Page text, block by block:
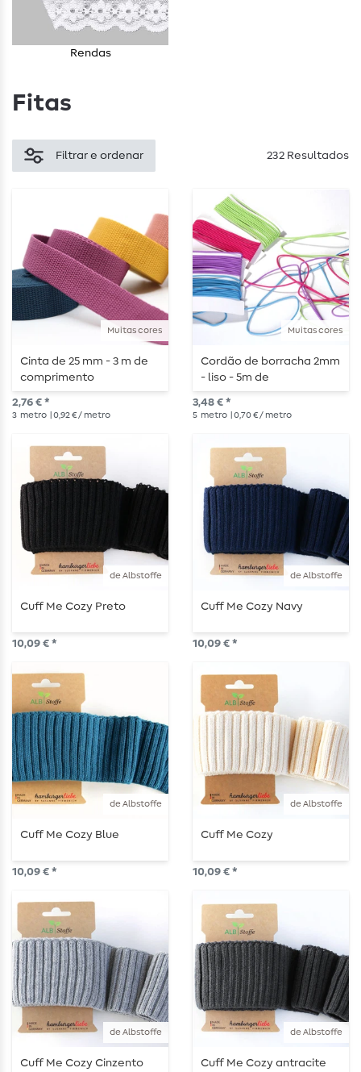
Rendas
Fitas
Filtrar e ordenar 232 Resultados
Muitas cores
Cinta de 25 mm - 3 m de
comprimento
2,76 € *
3 metro | 0,92 € / metro
Muitas cores
Cordão de borracha 2mm
- liso - 5m de
comprimento
3,48 € *
5 metro | 0,70 € / metro
de Albstoffe
Cuff Me Cozy Preto
10,09 € *
de Albstoffe
Cuff Me Cozy Navy
10,09 € *
de Albstoffe
Cuff Me Cozy Blue
10,09 € *
de Albstoffe
Cuff Me Cozy
10,09 € *
de Albstoffe
Cuff Me Cozy Cinzento
de Albstoffe
Cuff Me Cozy antracite